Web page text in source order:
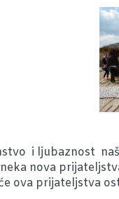
i ljubaznost
nova
ova prijateljstva